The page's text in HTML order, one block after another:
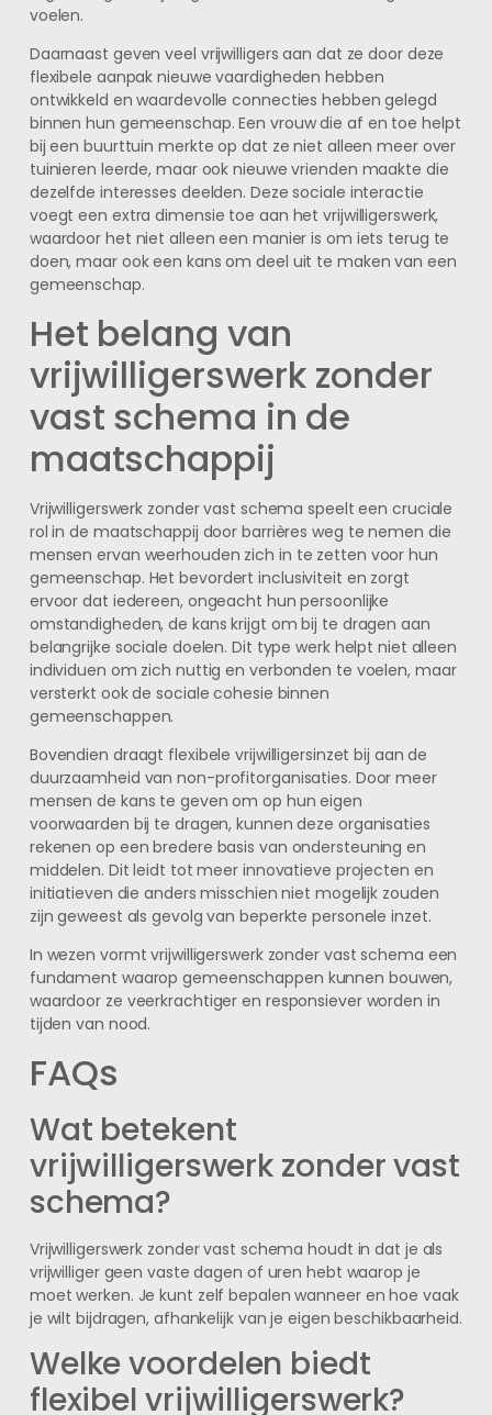
voelen.
Daarnaast geven veel vrijwilligers aan dat ze door deze
flexibele aanpak nieuwe vaardigheden hebben
ontwikkeld en waardevolle connecties hebben gelegd
binnen hun gemeenschap. Een vrouw die af en toe helpt
bij een buurttuin merkte op dat ze niet alleen meer over
tuinieren leerde, maar ook nieuwe vrienden maakte die
dezelfde interesses deelden. Deze sociale interactie
voegt een extra dimensie toe aan het vrijwilligerswerk,
waardoor het niet alleen een manier is om iets terug te
doen, maar ook een kans om deel uit te maken van een
gemeenschap.
Het belang van
vrijwilligerswerk zonder
vast schema in de
maatschappij
Vrijwilligerswerk zonder vast schema speelt een cruciale
rol in de maatschappij door barrières weg te nemen die
mensen ervan weerhouden zich in te zetten voor hun
gemeenschap. Het bevordert inclusiviteit en zorgt
ervoor dat iedereen, ongeacht hun persoonlijke
omstandigheden, de kans krijgt om bij te dragen aan
belangrijke sociale doelen. Dit type werk helpt niet alleen
individuen om zich nuttig en verbonden te voelen, maar
versterkt ook de sociale cohesie binnen
gemeenschappen.
Bovendien draagt flexibele vrijwilligersinzet bij aan de
duurzaamheid van non-profitorganisaties. Door meer
mensen de kans te geven om op hun eigen
voorwaarden bij te dragen, kunnen deze organisaties
rekenen op een bredere basis van ondersteuning en
middelen. Dit leidt tot meer innovatieve projecten en
initiatieven die anders misschien niet mogelijk zouden
zijn geweest als gevolg van beperkte personele inzet.
In wezen vormt vrijwilligerswerk zonder vast schema een
fundament waarop gemeenschappen kunnen bouwen,
waardoor ze veerkrachtiger en responsiever worden in
tijden van nood.
FAQs
Wat betekent
vrijwilligerswerk zonder vast
schema?
Vrijwilligerswerk zonder vast schema houdt in dat je als
vrijwilliger geen vaste dagen of uren hebt waarop je
moet werken. Je kunt zelf bepalen wanneer en hoe vaak
je wilt bijdragen, afhankelijk van je eigen beschikbaarheid.
Welke voordelen biedt
flexibel vrijwilligerswerk?